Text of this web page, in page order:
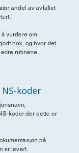
andel av avfallet
å vurdere om
nok, og hvor det
rutinene.
koder
koder der dette er
på
er levert.